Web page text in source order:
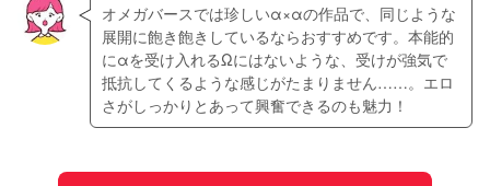
オメガバースでは珍しいα×αの作品で、同じような
展開に飽き飽きしているならおすすめです。本能的
にαを受け入れるΩにはないような、受けが強気で
抵抗してくるような感じがたまりません……。エロ
さがしっかりとあって興奮できるのも魅力！